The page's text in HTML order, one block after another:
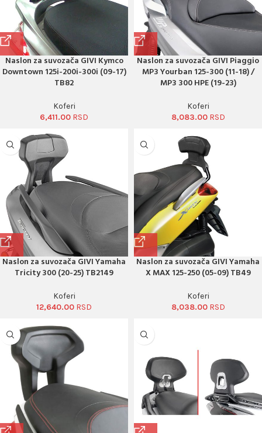
Naslon za suvozača GIVI Kymco
Downtown 125i-200i-300i (09-17)
TB82
Koferi
6,411.00
Naslon za suvozača GIVI Piaggio
MP3 Yourban 125-300 (11-18) /
MP3 300 HPE (19-23)
Koferi
8,083.00
Naslon za suvozača GIVI Yamaha
Tricity 300 (20-25) TB2149
Koferi
12,640.00
Naslon za suvozača GIVI Yamaha
X MAX 125-250 (05-09) TB49
Koferi
8,038.00